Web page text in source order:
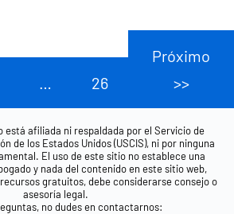
… 26
Próximo
>>
está afiliada ni respaldada por el Servicio de
de los Estados Unidos (USCIS), ni por ninguna
El uso de este sitio no establece una
y nada del contenido en este sitio web,
gratuitos, debe considerarse consejo o
asesoría legal.
no dudes en contactarnos: